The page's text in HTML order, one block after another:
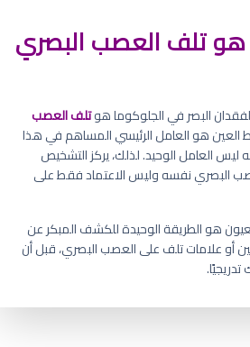
هو تلف العصب البصري
البصر في الجلوكوما هوتلف العصب
العين هو العامل الرئيسي المساهم في هذا
ليس العامل الوحيد. لذلك، يركز التشخيص
البصري نفسه وليس الاعتماد فقط على
هو الطريقة الوحيدة للكشف المبكر عن
أو علامات تلف على العصب البصري، قبل أن